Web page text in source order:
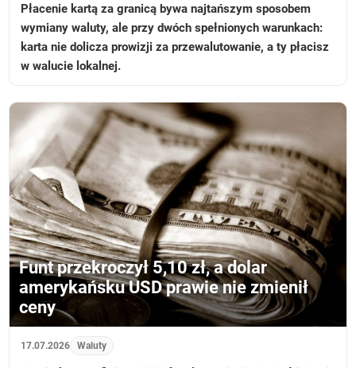
Płacenie kartą za granicą bywa najtańszym sposobem
wymiany waluty, ale przy dwóch spełnionych warunkach:
karta nie dolicza prowizji za przewalutowanie, a ty płacisz
w walucie lokalnej.
Funt przekroczył 5,10 zł, a dolar
amerykańsku USD prawie nie zmienił
ceny
17.07.2026 Waluty